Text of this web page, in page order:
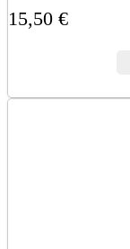
15,50 €